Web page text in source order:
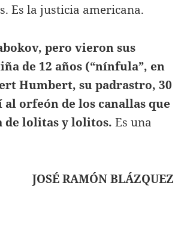
Es la justicia americana.
pero vieron sus
de 12 años (“nínfula”, en
Humbert, su padrastro, 30
al orfeón de los canallas que
de lolitas y lolitos. Es una
JOSÉ RAMÓN BLÁZQUEZ